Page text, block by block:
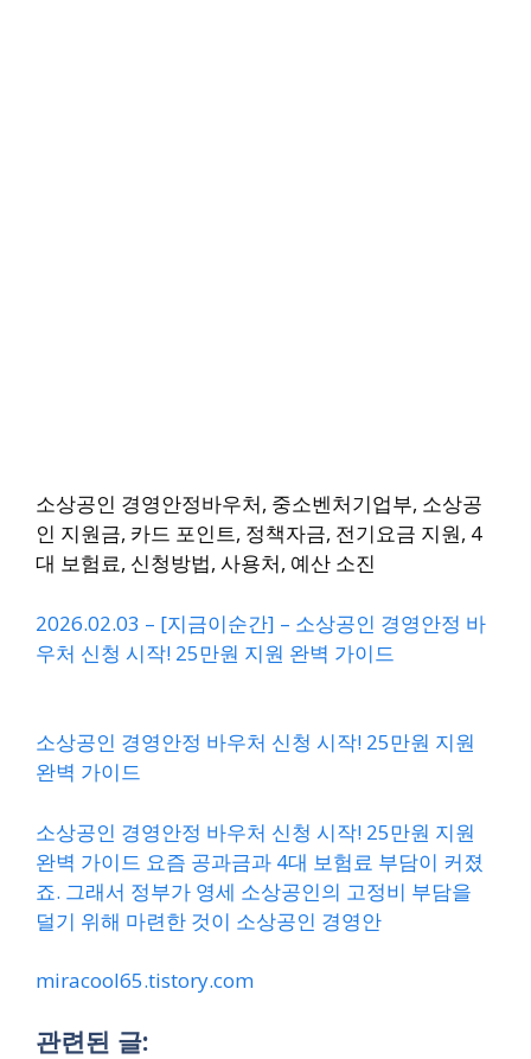
소상공인 경영안정바우처, 중소벤처기업부, 소상공
인 지원금, 카드 포인트, 정책자금, 전기요금 지원, 4
대 보험료, 신청방법, 사용처, 예산 소진
2026.02.03 – [지금이순간] – 소상공인 경영안정 바
우처 신청 시작! 25만원 지원 완벽 가이드
소상공인 경영안정 바우처 신청 시작! 25만원 지원
완벽 가이드
소상공인 경영안정 바우처 신청 시작! 25만원 지원
완벽 가이드 요즘 공과금과 4대 보험료 부담이 커졌
죠. 그래서 정부가 영세 소상공인의 고정비 부담을
덜기 위해 마련한 것이 소상공인 경영안
miracool65.tistory.com
관련된 글: